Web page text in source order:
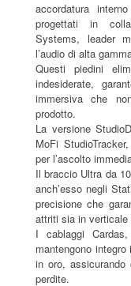
accordatura
progettati in
Systems, leader
l’audio di alta
Questi piedini
indesiderate,
immersiva che
prodotto.
La versione
MoFi
per l’ascolto
Il braccio Ultra da
anch’esso negli
precisione che
attriti sia in
I cablaggi
mantengono
in oro,
perdite.